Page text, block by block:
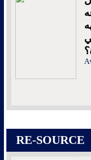
RE-SOURCE